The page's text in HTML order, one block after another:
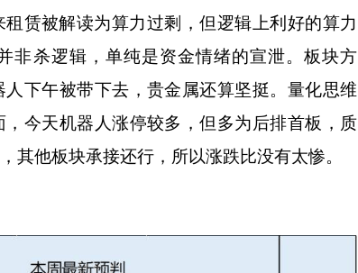
赁被解读为算力过剩，但逻辑上利好的算力
非杀逻辑，单纯是资金情绪的宣泄。板块方
下午被带下去，贵金属还算坚挺。量化思维
今天机器人涨停较多，但多为后排首板，质
其他板块承接还行，所以涨跌比没有太惨。